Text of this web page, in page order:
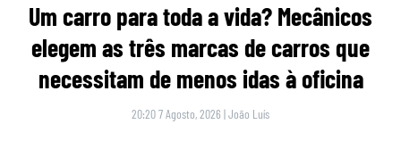
Um carro para toda a vida? Mecânicos
elegem as três marcas de carros que
necessitam de menos idas à oficina
20:20 7 Agosto, 2026 |João Luís